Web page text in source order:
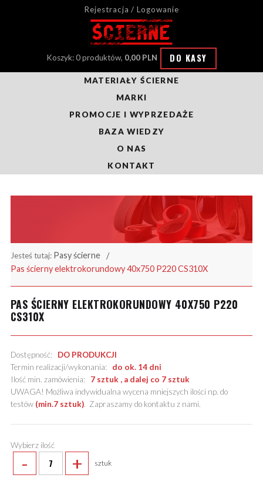
Rejestracja / Logowanie
Koszyk: 0 produktów, 0,00 PLN DO KASY
MATERIAŁY ŚCIERNE
MARKI
PROMOCJE I WYPRZEDAŻE
BAZA WIEDZY
O NAS
KONTAKT
Jesteś tutaj: Pasy ścierne
Pas ścierny elektrokorundowy 40x750 P220 CS310X
PAS ŚCIERNY ELEKTROKORUNDOWY 40X750 P220
CS310X
Dostępność: DO PRODUKCJI
Termin realizacji/wykonania: do ok. 14 dni
Ilość min. zamówienia: 7 sztuk , a dalej co 7 sztuk
UWAGA! Możliwa indywidualna wycena mniejszych ilości np. do
testów (min.7 sztuk). Zapraszamy do kontaktu z nami.
Wybierz ilość
- + sztuk